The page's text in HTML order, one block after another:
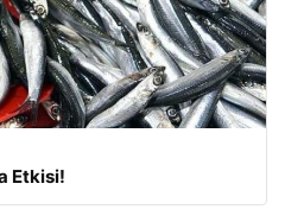
Etkisi!